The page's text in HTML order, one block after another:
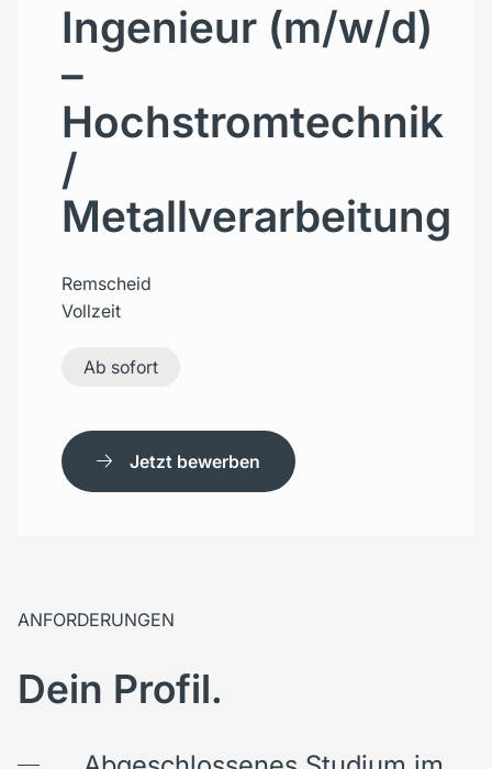
Ingenieur (m/w/d)
–
Hochstromtechnik
/
Metallverarbeitung
Remscheid
Vollzeit
Ab sofort
Jetzt bewerben
ANFORDERUNGEN
Dein Profil.